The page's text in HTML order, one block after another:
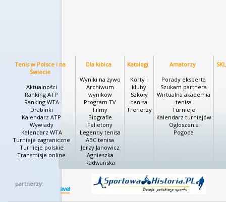
Tenis w Polsce i na
Świecie
Aktualności
Ranking ATP
Ranking WTA
Drabinki
Kalendarz ATP
Wywiady
Kalendarz WTA
Turnieje zagraniczne
Turnieje polskie
Transmisje online
Dla kibica
Wyniki na żywo
Archiwum
wyników
Program TV
Filmy
Biografie
Felietony
Legendy tenisa
ABC tenisa
Jerzy Janowicz
Agnieszka
Radwańska
Katalogi
Korty i
kluby
Szkoły
tenisa
Trenerzy
Amatorzy
Porady eksperta
Szukam partnera
Wirtualna akademia
tenisa
Turnieje
Kalendarz turniejów
Ogłoszenia
Pogoda
partnerzy: